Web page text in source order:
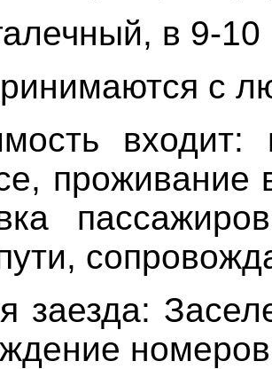
в 9-10
с
входит:
проживание
заезда: